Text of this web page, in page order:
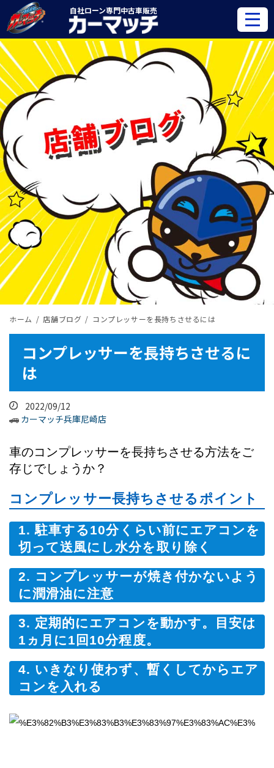
自社ローン専門中古車販売
ホーム 店舗ブログ コンプレッサーを長持ちさせるには
コンプレッサーを長持ちさせるに
は
2022/09/12
カーマッチ兵庫尼崎店
車のコンプレッサーを長持ちさせる方法をご
存じでしょうか？
コンプレッサー長持ちさせるポイント
1. 駐車する10分くらい前にエアコンを
切って送風にし水分を取り除く
2. コンプレッサーが焼き付かないよう
に潤滑油に注意
3. 定期的にエアコンを動かす。目安は
1ヵ月に1回10分程度。
4. いきなり使わず、暫くしてからエア
コンを入れる